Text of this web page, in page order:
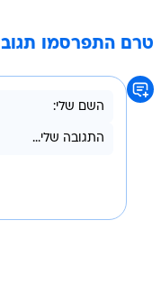
טרם התפרסמו